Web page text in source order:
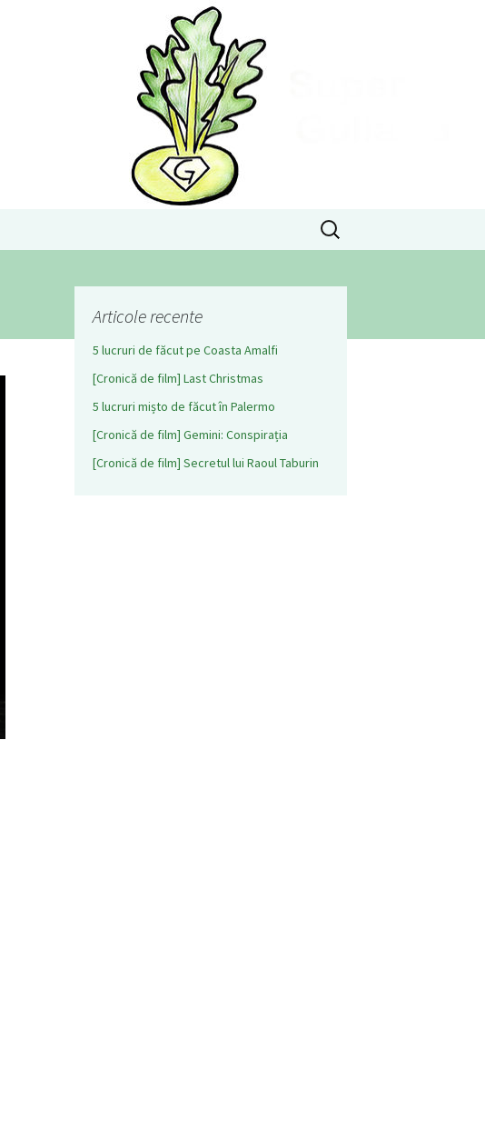
Caută
după:
Articole recente
5 lucruri de făcut pe Coasta Amalfi
[Cronică de film] Last Christmas
5 lucruri mișto de făcut în Palermo
[Cronică de film] Gemini: Conspirația
[Cronică de film] Secretul lui Raoul Taburin